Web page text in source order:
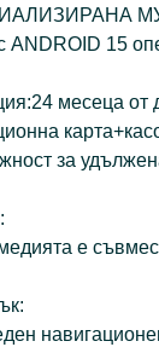
ANDROID 15
месеца от
за
е